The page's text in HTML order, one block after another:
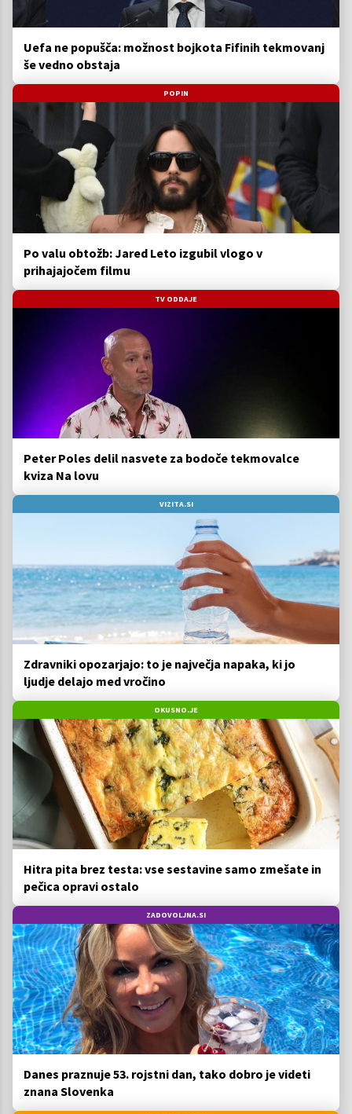
Uefa ne popušča: možnost bojkota Fifinih tekmovanj
še vedno obstaja
POPIN
Po valu obtožb: Jared Leto izgubil vlogo v
prihajajočem filmu
TV ODDAJE
Peter Poles delil nasvete za bodoče tekmovalce
kviza Na lovu
VIZITA.SI
Zdravniki opozarjajo: to je največja napaka, ki jo
ljudje delajo med vročino
OKUSNO.JE
Hitra pita brez testa: vse sestavine samo zmešate in
pečica opravi ostalo
ZADOVOLJNA.SI
Danes praznuje 53. rojstni dan, tako dobro je videti
znana Slovenka